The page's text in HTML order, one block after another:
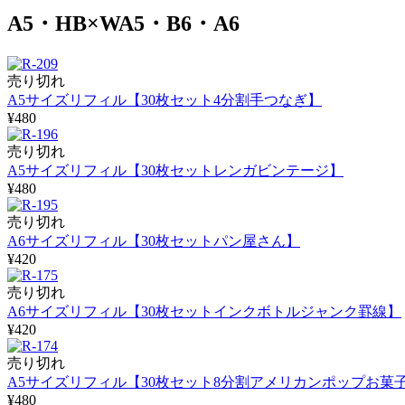
A5・HB×WA5・B6・A6
売り切れ
A5サイズリフィル【30枚セット4分割手つなぎ】
¥480
売り切れ
A5サイズリフィル【30枚セットレンガビンテージ】
¥480
売り切れ
A6サイズリフィル【30枚セットパン屋さん】
¥420
売り切れ
A6サイズリフィル【30枚セットインクボトルジャンク罫線】
¥420
売り切れ
A5サイズリフィル【30枚セット8分割アメリカンポップお菓
¥480